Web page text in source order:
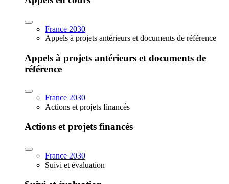
France 2030
Appels à projets antérieurs et documents de référence
Appels à projets antérieurs et documents de
référence
France 2030
Actions et projets financés
Actions et projets financés
France 2030
Suivi et évaluation